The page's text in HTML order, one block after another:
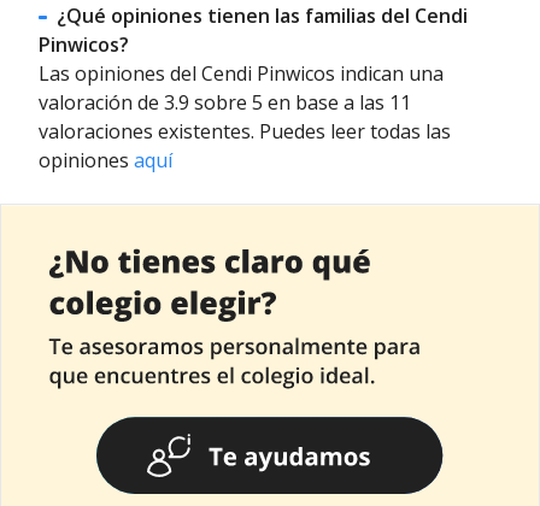
¿Qué opiniones tienen las familias del Cendi
Pinwicos?
Las opiniones del Cendi Pinwicos indican una
valoración de 3.9 sobre 5 en base a las 11
valoraciones existentes. Puedes leer todas las
opiniones aquí